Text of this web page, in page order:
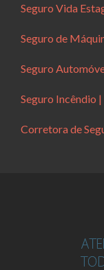
Seguro Vida
Seguro de
Seguro
Seguro Incêndio
Corretora de